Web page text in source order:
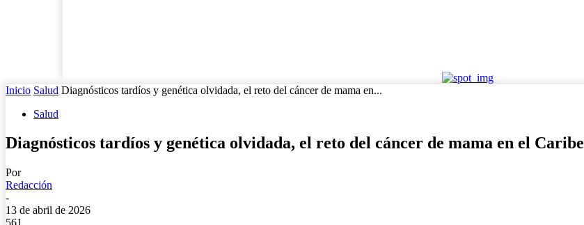
Inicio Salud Diagnósticos tardíos y genética olvidada, el reto del cáncer de mama en...
Salud
Diagnósticos tardíos y genética olvidada, el reto del cáncer de mama en el Caribe
Por
Redacción
-
13 de abril de 2026